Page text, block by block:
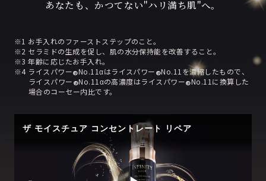
あなたも、かつてない"ハリ満ち肌"へ。
※1 お手入れのファーストステップのこと。
※2 セラミドの生成を促し、肌の水分保持能を改善すること。
※3 年齢に応じたお手入れ。
※4 ライスパワー®No.11αはライスパワー®No.11を濃縮したもので、
ライスパワー®No.11αの高濃度はライスパワー®No.11に換算した
場合のコーセー内比です。
ザ モイスチュア コンセントレート リペア